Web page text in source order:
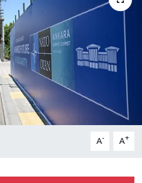
A- A+